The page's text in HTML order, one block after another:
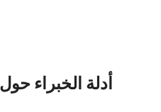
أدلة الخبراء